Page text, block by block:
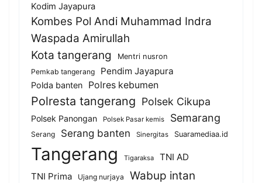
Kodim Jayapura
Kombes Pol Andi Muhammad Indra
Waspada Amirullah
Kota tangerang
Mentri nusron
Pemkab tangerang
Pendim Jayapura
Polda banten Polres kebumen
Polresta tangerang Polsek Cikupa
Polsek Panongan Polsek Pasar kemis Semarang
Serang Serang banten Sinergitas Suaramediaa.id
Tangerang Tigaraksa
TNI AD
TNI Prima
Ujang nurjaya Wabup intan